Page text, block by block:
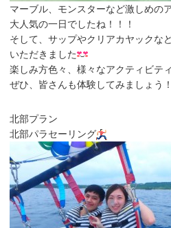
マーブル、モンスターなど激しめの
大人気の一日でしたね！！！
そして、サップやクリアカヤックな
いただきました
楽しみ方色々、様々なアクティビテ
ぜひ、皆さんも体験してみましょう！
北部プラン
北部パラセーリング